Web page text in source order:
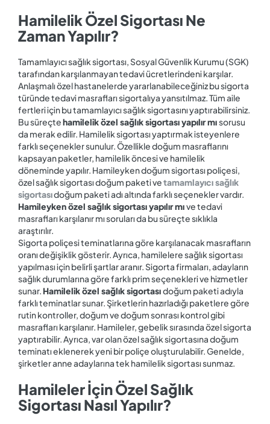
Hamilelik Özel Sigortası Ne
Zaman Yapılır?
Tamamlayıcı sağlık sigortası, Sosyal Güvenlik Kurumu (SGK)
tarafından karşılanmayan tedavi ücretlerindeni karşılar.
Anlaşmalı özel hastanelerde yararlanabileceğiniz bu sigorta
türünde tedavi masrafları sigortalıya yansıtılmaz. Tüm aile
fertleri için bu tamamlayıcı sağlık sigortasını yaptırabilirsiniz.
Bu süreçtehamilelik‌ ‌özel‌ ‌sağlık‌ ‌sigortası‌ ‌yapılır‌ ‌mı‌sorusu
da merak edilir. Hamilelik sigortası yaptırmak isteyenlere
farklı seçenekler sunulur. Özellikle doğum masraflarını
kapsayan paketler, hamilelik öncesi ve hamilelik
döneminde yapılır. Hamileyken doğum sigortası poliçesi,
özel sağlık sigortası doğum paketi vetamamlayıcı sağlık
sigortasıdoğum paketi adı altında farklı seçenekler vardır.
Hamileyken‌ ‌özel‌ ‌sağlık‌ ‌sigortası‌ ‌yapılır‌ ‌mı‌ ‌ve tedavi
masrafları karşılanır mı soruları da bu süreçte sıklıkla
araştırılır.
Sigorta poliçesi teminatlarına göre karşılanacak masrafların
oranı değişiklik gösterir. Ayrıca, hamilelere sağlık sigortası
yapılması için belirli şartlar aranır. Sigorta firmaları, adayların
sağlık durumlarına göre farklı prim seçenekleri ve hizmetler
sunar. Hamilelik‌ ‌özel‌ ‌sağlık‌ ‌sigortasıdoğum paketi adıyla
farklı teminatlar sunar. Şirketlerin hazırladığı paketlere göre
rutin kontroller, doğum ve doğum sonrası kontrol gibi
masrafları karşılanır. Hamileler, gebelik sırasında özel sigorta
yaptırabilir. Ayrıca, var olan özel sağlık sigortasına doğum
teminatı eklenerek yeni bir poliçe oluşturulabilir. Genelde,
şirketler anne adaylarına tek hamilelik sigortası sunmaz.
Hamileler İçin Özel Sağlık
Sigortası Nasıl Yapılır?